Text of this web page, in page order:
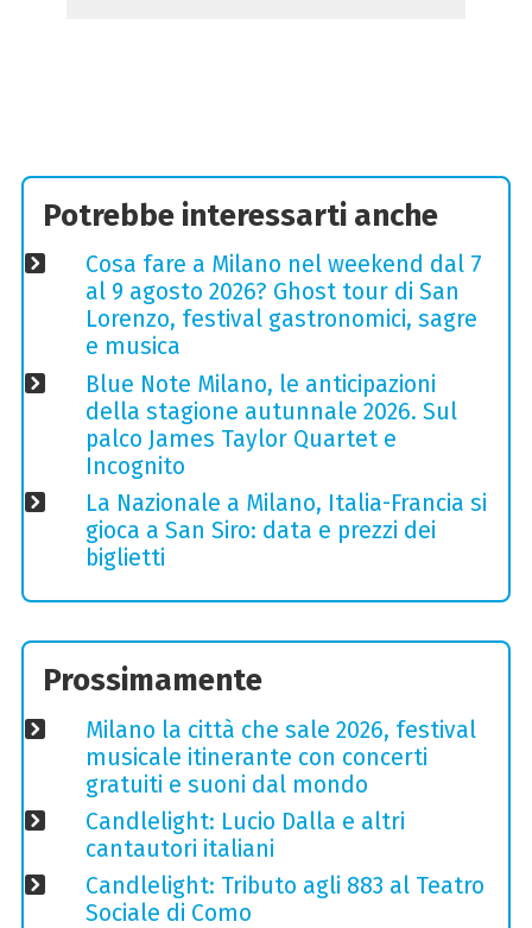
Potrebbe interessarti anche
Cosa fare a Milano nel weekend dal 7
al 9 agosto 2026? Ghost tour di San
Lorenzo, festival gastronomici, sagre
e musica
Blue Note Milano, le anticipazioni
della stagione autunnale 2026. Sul
palco James Taylor Quartet e
Incognito
La Nazionale a Milano, Italia-Francia si
gioca a San Siro: data e prezzi dei
biglietti
Prossimamente
Milano la città che sale 2026, festival
musicale itinerante con concerti
gratuiti e suoni dal mondo
Candlelight: Lucio Dalla e altri
cantautori italiani
Candlelight: Tributo agli 883 al Teatro
Sociale di Como